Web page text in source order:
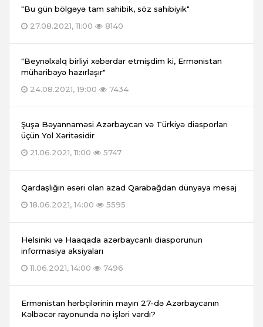
"Bu gün bölgəyə tam sahibik, söz sahibiyik"
27.08.2021, 11:00
8140
"Beynəlxalq birliyi xəbərdar etmişdim ki, Ermənistan
müharibəyə hazırlaşır"
24.08.2021, 19:00
7434
Şuşa Bəyannaməsi Azərbaycan və Türkiyə diasporları
üçün Yol Xəritəsidir
21.06.2021, 11:00
5747
Qardaşlığın əsəri olan azad Qarabağdan dünyaya mesaj
18.06.2021, 14:00
5595
Helsinki və Haaqada azərbaycanlı diasporunun
informasiya aksiyaları
11.06.2021, 14:00
7496
Ermənistan hərbçilərinin mayın 27-də Azərbaycanın
Kəlbəcər rayonunda nə işləri vardı?